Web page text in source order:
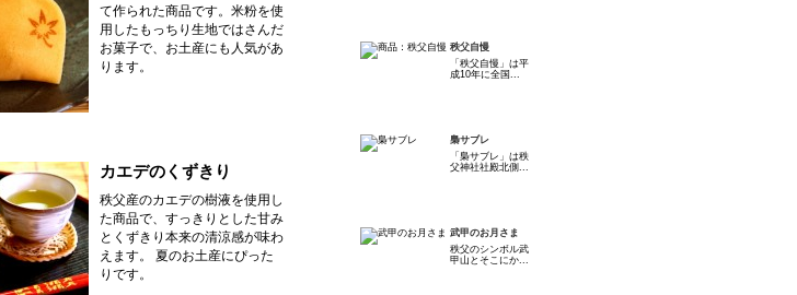
て作られた商品です。米粉を使
用したもっちり生地ではさんだ
お菓子で、お土産にも人気があ
ります。
カエデのくずきり
秩父産のカエデの樹液を使用し
た商品で、すっきりとした甘み
とくずきり本来の清涼感が味わ
えます。 夏のお土産にぴった
りです。
秩父自慢
「秩父自慢」は平
成10年に全国...
梟サブレ
「梟サブレ」は秩
父神社社殿北側...
武甲のお月さま
秩父のシンボル武
甲山とそこにか...